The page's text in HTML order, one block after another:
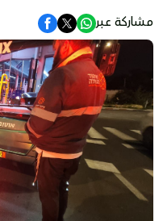
مشاركة عبر